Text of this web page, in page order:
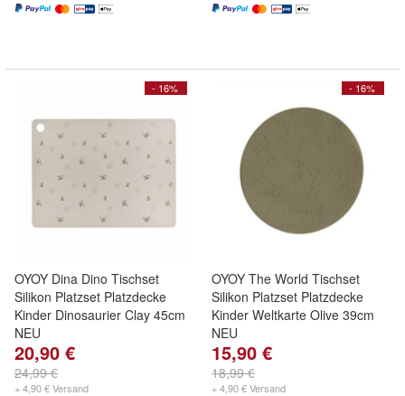
- 16%
OYOY Dina Dino Tischset
Silikon Platzset Platzdecke
Kinder Dinosaurier Clay 45cm
NEU
20,90 €
24,99 €
+ 4,90 € Versand
- 16%
OYOY The World Tischset
Silikon Platzset Platzdecke
Kinder Weltkarte Olive 39cm
NEU
15,90 €
18,99 €
+ 4,90 € Versand